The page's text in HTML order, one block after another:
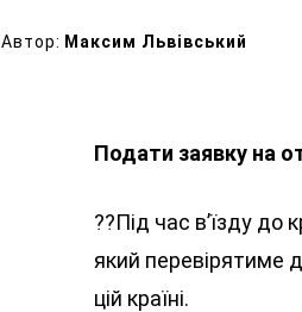
Автор: Максим Львівський
Подати заявку на
??Під час в’їзду до
який перевірятиме
цій країні.